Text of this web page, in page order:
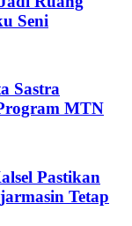
Seni
Sastra
MTN
Pastikan
Tetap